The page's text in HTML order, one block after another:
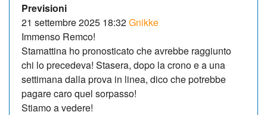
Previsioni
21 settembre 2025 18:32Gnikke
Immenso Remco!
Stamattina ho pronosticato che avrebbe raggiunto
chi lo precedeva! Stasera, dopo la crono e a una
settimana dalla prova in linea, dico che potrebbe
pagare caro quel sorpasso!
Stiamo a vedere!